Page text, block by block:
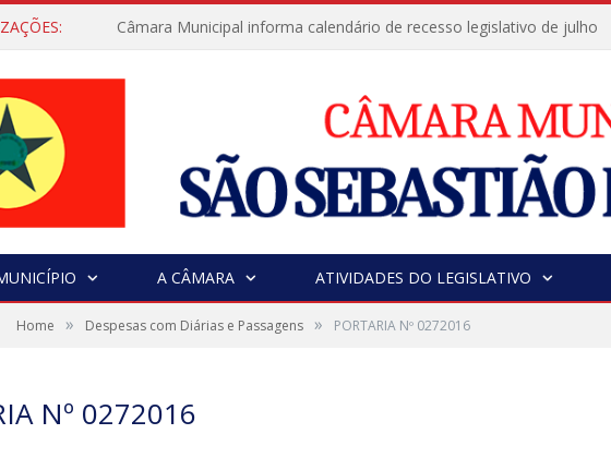
Câmara Municipal informa calendário de recesso legislativo de julho
A CÂMARA ATIVIDADES DO LEGISLATIVO
Home » Despesas com Diárias e Passagens » PORTARIA Nº 0272016
Nº 0272016